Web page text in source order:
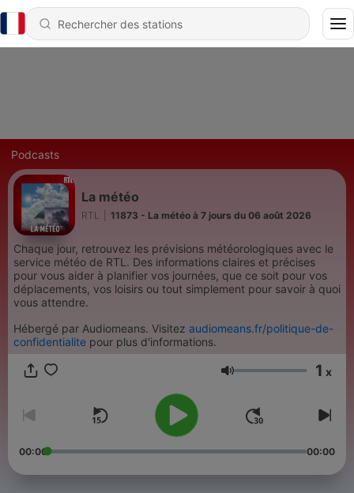
Podcasts
La météo
RTL 11873 - La météo à 7 jours du 06 août 2026
Chaque jour, retrouvez les prévisions météorologiques avec le
service météo de RTL. Des informations claires et précises
pour vous aider à planifier vos journées, que ce soit pour vos
déplacements, vos loisirs ou tout simplement pour savoir à quoi
vous attendre.
Hébergé par Audiomeans. Visitez audiomeans.fr/politique-de-
confidentialite pour plus d'informations.
Volume 1 x
00:00 00:00